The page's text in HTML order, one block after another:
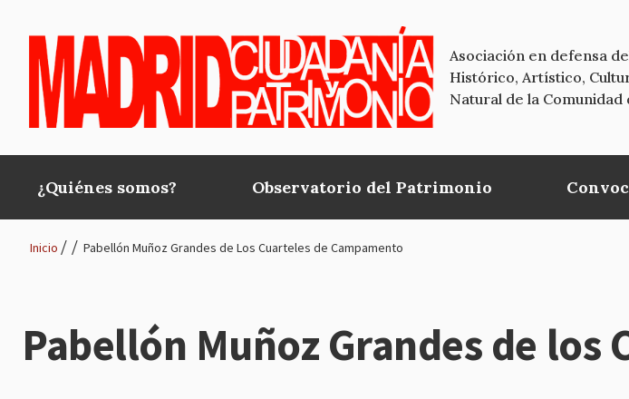
Asociación en defensa
Histórico, Artístico,
Natural de la
Main
navigation
¿Quiénes somos? Observatorio del Patrimonio
de
Inicio Pabellón Muñoz Grandes de Los Cuarteles de Campamento
Pabellón Muñoz Grandes de los